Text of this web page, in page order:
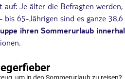
Je älter die Befragten
65-Jährigen sind es ganze
ihren Sommerurlaub